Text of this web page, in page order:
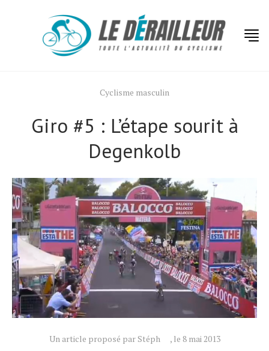
Cyclisme masculin
Giro #5 : L’étape sourit à
Degenkolb
Un article proposé par Stéph , le 8 mai 2013